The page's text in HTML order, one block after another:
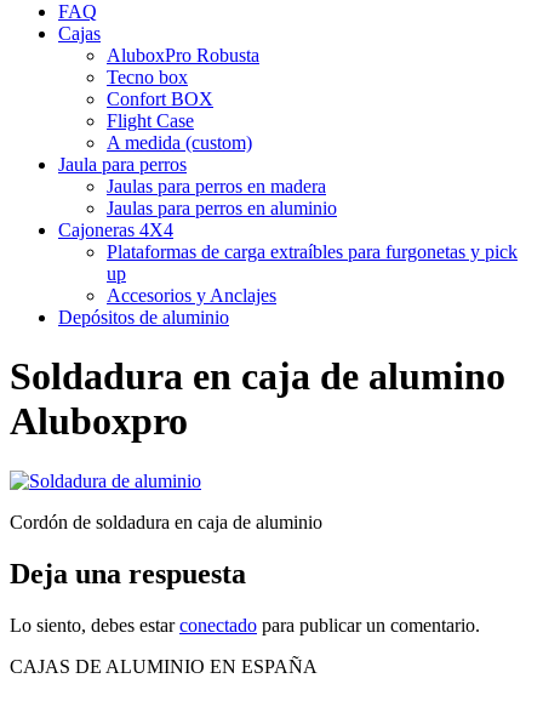
FAQ
Cajas
AluboxPro Robusta
Tecno box
Confort BOX
Flight Case
A medida (custom)
Jaula para perros
Jaulas para perros en madera
Jaulas para perros en aluminio
Cajoneras 4X4
Plataformas de carga extraíbles para furgonetas y pick
up
Accesorios y Anclajes
Depósitos de aluminio
Soldadura en caja de alumino
Aluboxpro
Cordón de soldadura en caja de aluminio
Deja una respuesta
Lo siento, debes estarconectado para publicar un comentario.
CAJAS DE ALUMINIO EN ESPAÑA